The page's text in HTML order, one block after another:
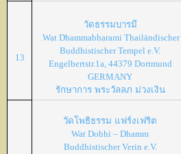
13
วัดธรรมบารมี
.Wat Dhammabharami Thailändischer
Buddhistischer Tempel e.V.
Engelbertstr.1a, 44379 Dortmund
GERMANY
รักษาการ พระวัลลภ ม่วงเงิน
วัดโพธิธรรม แฟร์งเฟริต
Wat Dobhi – Dhamm
Buddhistischer Verin e.V.